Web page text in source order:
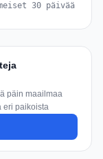
30 päivää
päin maailmaa
eri paikoista